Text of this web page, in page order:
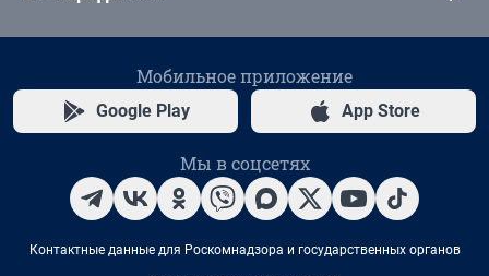
Мобильное приложение
Google Play App Store
Мы в соцсетях
Контактные данные для Роскомнадзора и государственных органов